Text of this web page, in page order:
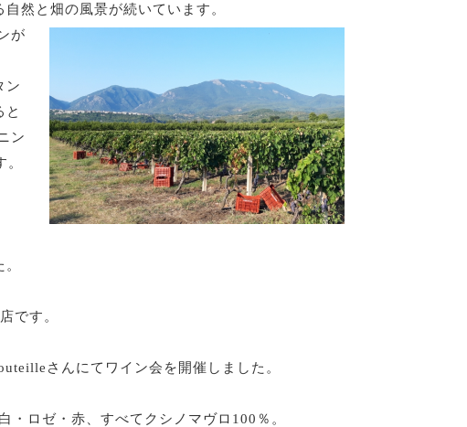
然と畑の風景が続いています。
が
ン
と
ン
です。
さんにてワイン会を開催しました。
・ロゼ・赤、すべてクシノマヴロ100％。